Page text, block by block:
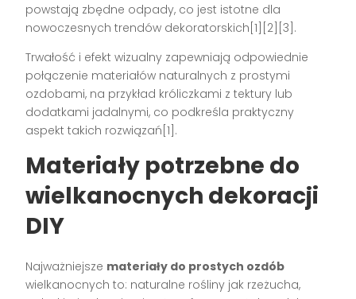
powstają zbędne odpady, co jest istotne dla
nowoczesnych trendów dekoratorskich[1][2][3].
Trwałość i efekt wizualny zapewniają odpowiednie
połączenie materiałów naturalnych z prostymi
ozdobami, na przykład króliczkami z tektury lub
dodatkami jadalnymi, co podkreśla praktyczny
aspekt takich rozwiązań[1].
Materiały potrzebne do
wielkanocnych dekoracji
DIY
Najważniejsze materiały do prostych ozdób
wielkanocnych to: naturalne rośliny jak rzeżucha,